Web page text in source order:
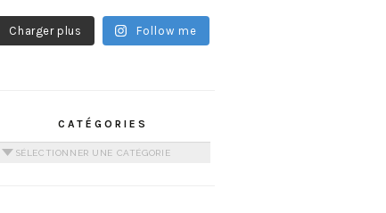
Charger plus Follow me
CATÉGORIES
Catégories